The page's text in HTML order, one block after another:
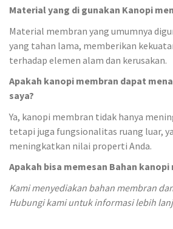
Material yang di gunakan Kanopi
Material membran yang umumnya
yang tahan lama, memberikan
terhadap elemen alam dan kerusakan.
Apakah kanopi membran dapat
saya?
Ya, kanopi membran tidak hanya
tetapi juga fungsionalitas ruang luar,
meningkatkan nilai properti Anda.
Apakah bisa memesan Bahan kanopi
Kami menyediakan bahan membran
Hubungi kami untuk informasi lebih